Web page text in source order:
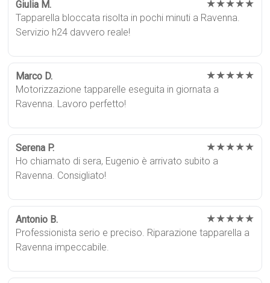
Giulia M. ★★★★★
Tapparella bloccata risolta in pochi minuti a Ravenna.
Servizio h24 davvero reale!
Marco D. ★★★★★
Motorizzazione tapparelle eseguita in giornata a
Ravenna. Lavoro perfetto!
Serena P. ★★★★★
Ho chiamato di sera, Eugenio è arrivato subito a
Ravenna. Consigliato!
Antonio B. ★★★★★
Professionista serio e preciso. Riparazione tapparella a
Ravenna impeccabile.